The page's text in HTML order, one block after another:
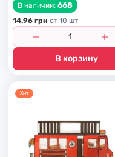
В наличии: 668
14.96 грн от 10 шт
В корзину
Хит